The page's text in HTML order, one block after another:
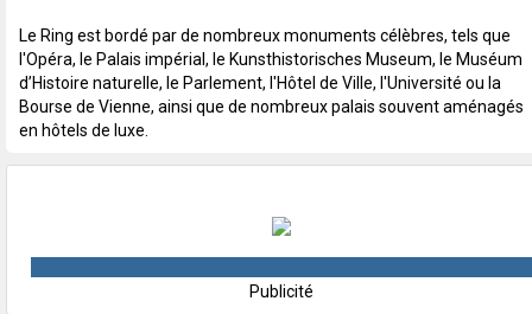
Le Ring est bordé par de nombreux monuments célèbres, tels que
l'Opéra, le Palais impérial, le Kunsthistorisches Museum, le Muséum
d’Histoire naturelle, le Parlement, l'Hôtel de Ville, l'Université ou la
Bourse de Vienne, ainsi que de nombreux palais souvent aménagés
en hôtels de luxe.
Publicité